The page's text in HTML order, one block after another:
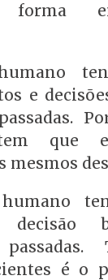
forma
e
que
mesmos
humano
é o